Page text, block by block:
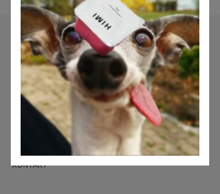
statement“ region=“eu“]
DATENSCHUTZERKLÄRUNG
WIDERRUFSBELEHRUNG
KONTAKT